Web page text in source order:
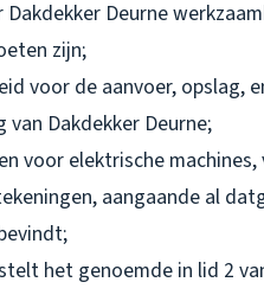
Deurne
zijn;
voor de aanvoer, opslag,
Dakdekker Deurne;
voor elektrische
aangaande al
het genoemde in lid 2